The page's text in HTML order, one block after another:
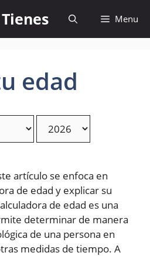
Menu
edad
artículo se enfoca en
de edad y explicar su
de edad es una
determinar de manera
de una persona en
medidas de tiempo. A